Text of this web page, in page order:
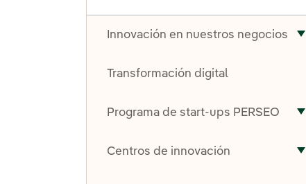
Innovación en nuestros negocios
Transformación digital
Programa de start-ups PERSEO
Centros de innovación